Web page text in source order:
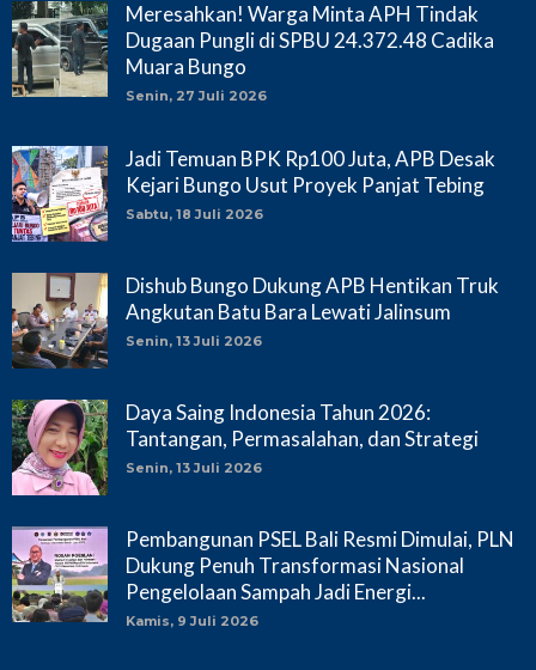
Meresahkan! Warga Minta APH Tindak
Dugaan Pungli di SPBU 24.372.48 Cadika
Muara Bungo
Senin, 27 Juli 2026
Jadi Temuan BPK Rp100 Juta, APB Desak
Kejari Bungo Usut Proyek Panjat Tebing
Sabtu, 18 Juli 2026
Dishub Bungo Dukung APB Hentikan Truk
Angkutan Batu Bara Lewati Jalinsum
Senin, 13 Juli 2026
Daya Saing Indonesia Tahun 2026:
Tantangan, Permasalahan, dan Strategi
Senin, 13 Juli 2026
Pembangunan PSEL Bali Resmi Dimulai, PLN
Dukung Penuh Transformasi Nasional
Pengelolaan Sampah Jadi Energi...
Kamis, 9 Juli 2026